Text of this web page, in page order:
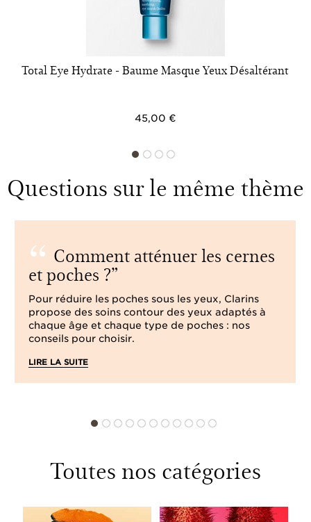
Total Eye Hydrate - Baume Masque Yeux Désaltérant
45,00 €
Questions sur le même thème
Comment atténuer les cernes
et poches ?
Pour réduire les poches sous les yeux, Clarins
propose des soins contour des yeux adaptés à
chaque âge et chaque type de poches : nos
conseils pour choisir.
LIRE LA SUITE
Toutes nos catégories